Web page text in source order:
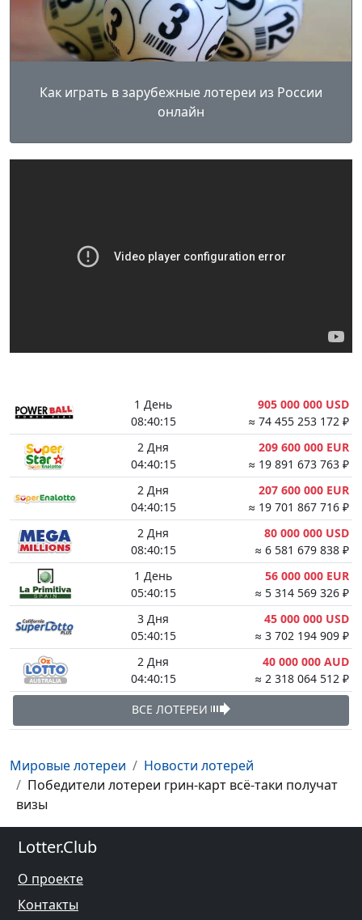
Как играть в зарубежные лотереи из России
онлайн
1 День
08:40:14
905 000 000 USD
≈ 74 455 253 172 ₽
2 Дня
04:40:14
209 600 000 EUR
≈ 19 891 673 763 ₽
2 Дня
04:40:14
207 600 000 EUR
≈ 19 701 867 716 ₽
2 Дня
08:40:14
80 000 000 USD
≈ 6 581 679 838 ₽
1 День
05:40:14
56 000 000 EUR
≈ 5 314 569 326 ₽
3 Дня
05:40:14
45 000 000 USD
≈ 3 702 194 909 ₽
2 Дня
04:40:14
40 000 000 AUD
≈ 2 318 064 512 ₽
ВСЕ ЛОТЕРЕИ
Мировые лотереи
Новости лотерей
Победители лотереи грин-карт всё-таки получат
визы
Lotter.Club
О проекте
Контакты